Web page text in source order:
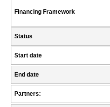
Financing Framework
Status
Start date
End date
Partners: